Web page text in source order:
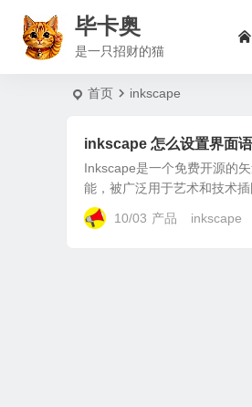
毕卡奥
是一只招财的猫
首页 inkscape
inkscape 怎么设置界面
Inkscape是一个免费开源的
能，被广泛用于艺术和技术
10/03 产品 inkscape